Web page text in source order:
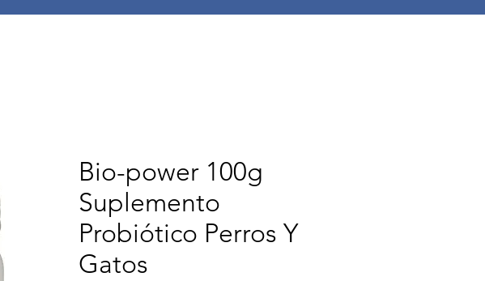
Bio-power 100g
Suplemento
Probiótico Perros Y
Gatos